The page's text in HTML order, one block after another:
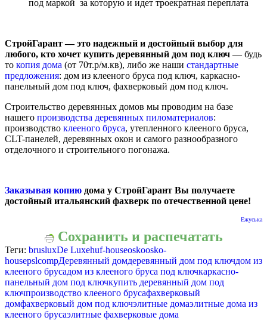
под маркой за которую и идет троекратная переплата
СтройГарант — это надежный и достойный выбор для
любого, кто хочет купить деревянный дом под ключ — будь
то копия дома (от 70т.р/м.кв), либо же наши стандартные
предложения: дом из клееного бруса под ключ, каркасно-
панельный дом под ключ, фахверковый дом под ключ.
Строительство деревянных домов мы проводим на базе
нашего производства деревянных пиломатериалов:
производство клееного бруса, утепленного клееного бруса,
CLT-панелей, деревянных окон и самого разнообразного
отделочного и строительного погонажа.
Заказывая копию дома у СтройГарант Вы получаете
достойный итальянский фахверк по отечественной цене!
Ежуська
Сохранить и распечатать
Теги: brusluxDe Luxehuf-houseoskoosko-
housepslcompДеревянный домдеревянный дом под ключдом из
клееного брусадом из клееного бруса под ключкаркасно-
панельный дом под ключкупить деревянный дом под
ключпроизводство клееного брусафахверковый
домфахверковый дом под ключэлитные домаэлитные дома из
клееного брусаэлитные фахверковые дома